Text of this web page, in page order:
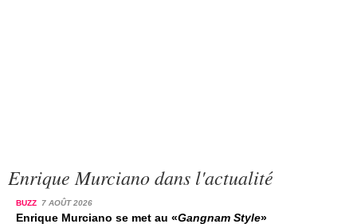
Enrique Murciano dans l'actualité
BUZZ 7 AOÛT 2026
Enrique Murciano se met au «Gangnam Style»